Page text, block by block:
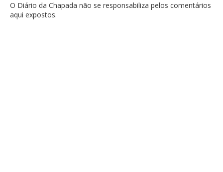
O Diário da Chapada não se responsabiliza pelos comentários
aqui expostos.